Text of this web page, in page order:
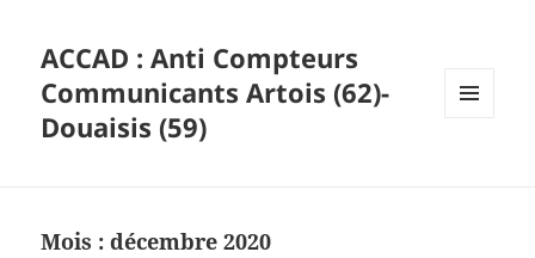
ACCAD : Anti Compteurs
Communicants Artois (62)-
Douaisis (59)
Mois :décembre 2020